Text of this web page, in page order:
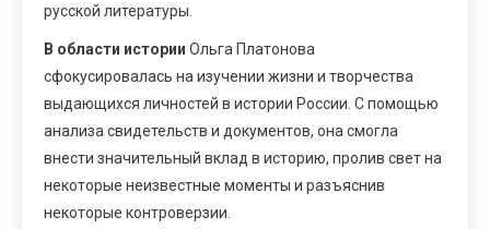
русской литературы.
В области истории Ольга Платонова
сфокусировалась на изучении жизни и творчества
выдающихся личностей в истории России. С помощью
анализа свидетельств и документов, она смогла
внести значительный вклад в историю, пролив свет на
некоторые неизвестные моменты и разъяснив
некоторые контроверзии.